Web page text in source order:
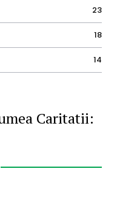
23
18
14
Caritatii: